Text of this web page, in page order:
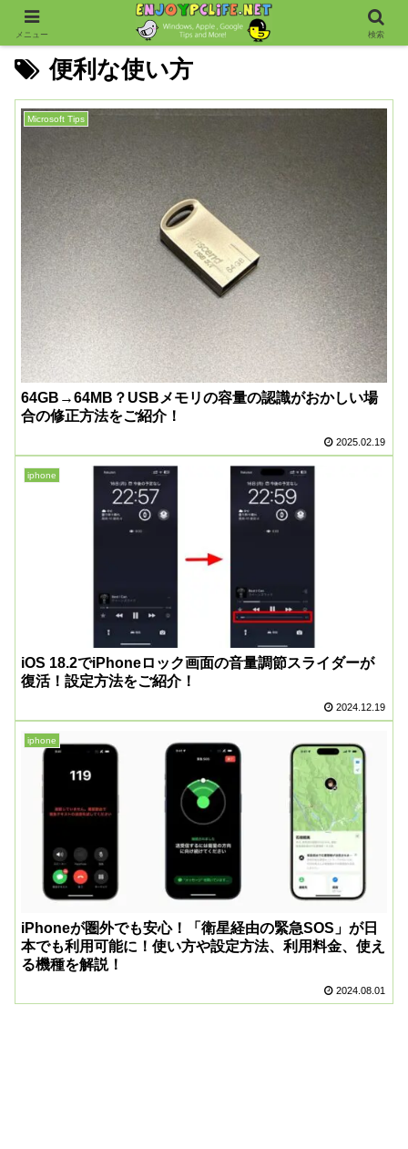
便利な使い方
Microsoft Tips
64GB→64MB？USBメモリの容量の認識がおかしい場
合の修正方法をご紹介！
2025.02.19
iphone
iOS 18.2でiPhoneロック画面の音量調節スライダーが
復活！設定方法をご紹介！
2024.12.19
iphone
iPhoneが圏外でも安心！「衛星経由の緊急SOS」が日
本でも利用可能に！使い方や設定方法、利用料金、使え
る機種を解説！
2024.08.01
メニュー 検索